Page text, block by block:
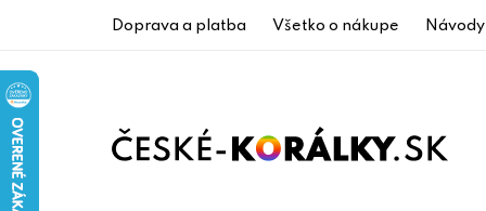
Doprava a platba Všetko o nákupe Návody